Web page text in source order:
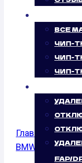
ВСЕ
ЧИП-
ЧИП-
ЧИП-
FAP/
BMW
2.0D
Главная /
BMW
X3 (E83)/